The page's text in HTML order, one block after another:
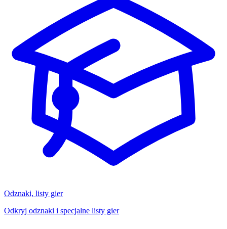
Odznaki, listy gier
Odkryj odznaki i specjalne listy gier